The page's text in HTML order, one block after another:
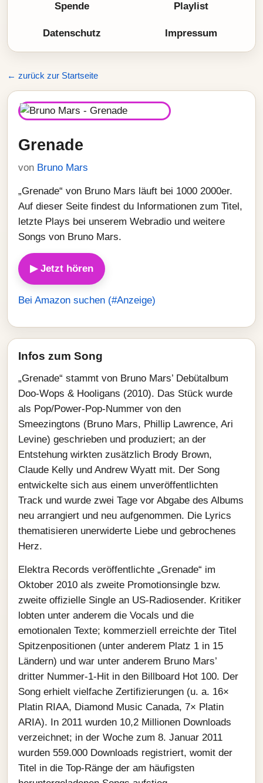
Spende Playlist
Datenschutz Impressum
← zurück zur Startseite
Grenade
von Bruno Mars
„Grenade“ von Bruno Mars läuft bei 1000 2000er.
Auf dieser Seite findest du Informationen zum Titel,
letzte Plays bei unserem Webradio und weitere
Songs von Bruno Mars.
▶ Jetzt hören
Bei Amazon suchen (#Anzeige)
Infos zum Song
„Grenade“ stammt von Bruno Mars’ Debütalbum
Doo-Wops & Hooligans (2010). Das Stück wurde
als Pop/Power-Pop-Nummer von den
Smeezingtons (Bruno Mars, Phillip Lawrence, Ari
Levine) geschrieben und produziert; an der
Entstehung wirkten zusätzlich Brody Brown,
Claude Kelly und Andrew Wyatt mit. Der Song
entwickelte sich aus einem unveröffentlichten
Track und wurde zwei Tage vor Abgabe des Albums
neu arrangiert und neu aufgenommen. Die Lyrics
thematisieren unerwiderte Liebe und gebrochenes
Herz.
Elektra Records veröffentlichte „Grenade“ im
Oktober 2010 als zweite Promotionsingle bzw.
zweite offizielle Single an US-Radiosender. Kritiker
lobten unter anderem die Vocals und die
emotionalen Texte; kommerziell erreichte der Titel
Spitzenpositionen (unter anderem Platz 1 in 15
Ländern) und war unter anderem Bruno Mars’
dritter Nummer‑1‑Hit in den Billboard Hot 100. Der
Song erhielt vielfache Zertifizierungen (u. a. 16×
Platin RIAA, Diamond Music Canada, 7× Platin
ARIA). In 2011 wurden 10,2 Millionen Downloads
verzeichnet; in der Woche zum 8. Januar 2011
wurden 559.000 Downloads registriert, womit der
Titel in die Top‑Ränge der am häufigsten